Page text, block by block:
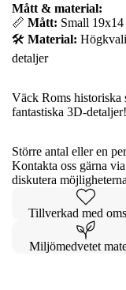
Mått & material:
📏 Mått: Small
🛠️ Material:
detaljer
Väck Roms historiska
fantastiska 3D-detaljer!
Större antal eller en
Kontakta oss gärna
diskutera
Tillverkad med
Miljömedvetet